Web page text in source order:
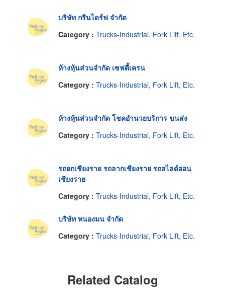
บริษัท กรีนไดร์ฟ จำกัด
Category : Trucks-Industrial, Fork Lift, Etc.
ห้างหุ้นส่วนจำกัด เซฟตี้เครน
Category : Trucks-Industrial, Fork Lift, Etc.
ห้างหุ้นส่วนจำกัด โชคอำนวยบริการ ขนส่ง
Category : Trucks-Industrial, Fork Lift, Etc.
รถยกเชียงราย รถลากเชียงราย รถสไลด์ออน
เชียงราย
Category : Trucks-Industrial, Fork Lift, Etc.
บริษัท หนองมน จำกัด
Category : Trucks-Industrial, Fork Lift, Etc.
Related Catalog